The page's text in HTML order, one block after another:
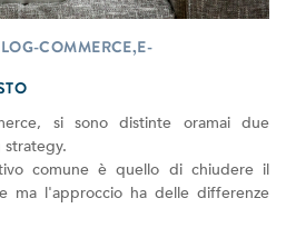
COMMERCE,E-
si sono distinte oramai due
comune è quello di chiudere il
ma l'approccio ha delle differenze